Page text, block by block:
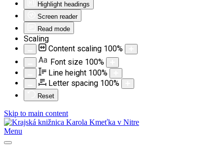
Highlight headings
Screen reader
Read mode
Scaling
Content scaling 100%
Aa Font size 100%
Line height 100%
Letter spacing 100%
Reset
Skip to main content
Menu